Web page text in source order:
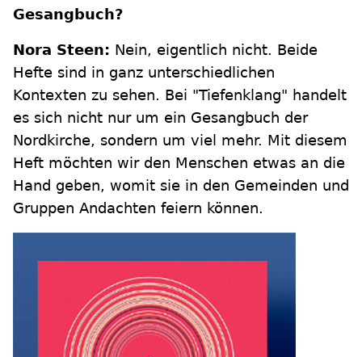
Gesangbuch?
Nora Steen: Nein, eigentlich nicht. Beide
Hefte sind in ganz unterschiedlichen
Kontexten zu sehen. Bei "Tiefenklang" handelt
es sich nicht nur um ein Gesangbuch der
Nordkirche, sondern um viel mehr. Mit diesem
Heft möchten wir den Menschen etwas an die
Hand geben, womit sie in den Gemeinden und
Gruppen Andachten feiern können.